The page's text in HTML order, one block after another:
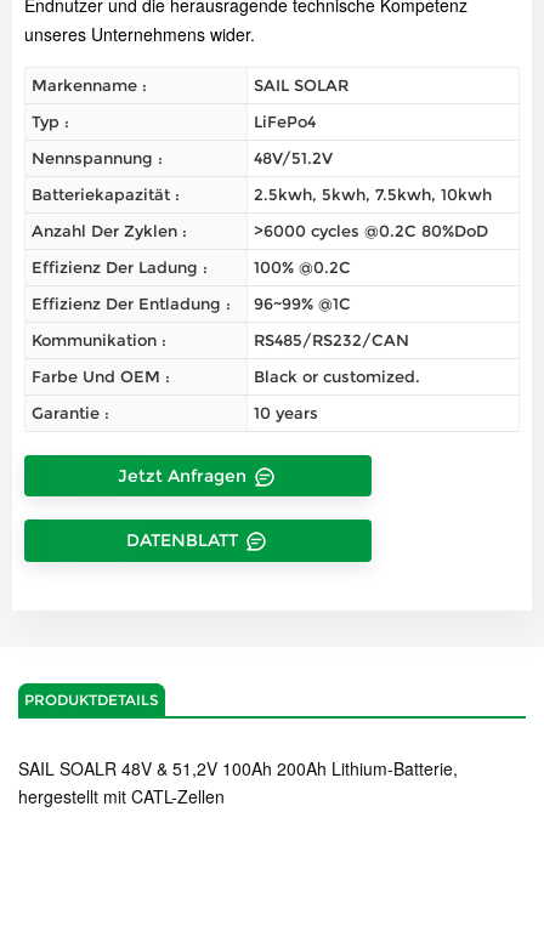
Endnutzer und die herausragende technische Kompetenz
unseres Unternehmens wider.
Markenname :
SAIL SOLAR
Typ :
LiFePo4
Nennspannung :
48V/51.2V
Batteriekapazität :
2.5kwh, 5kwh, 7.5kwh, 10kwh
Anzahl Der Zyklen :
>6000 cycles @0.2C 80%DoD
Effizienz Der Ladung :
100% @0.2C
Effizienz Der Entladung :
96~99% @1C
Kommunikation :
RS485/RS232/CAN
Farbe Und OEM :
Black or customized.
Garantie :
10 years
Jetzt Anfragen
DATENBLATT
PRODUKTDETAILS
SAIL SOALR 48V & 51,2V 100Ah 200Ah Lithium-Batterie,
hergestellt mit CATL-Zellen